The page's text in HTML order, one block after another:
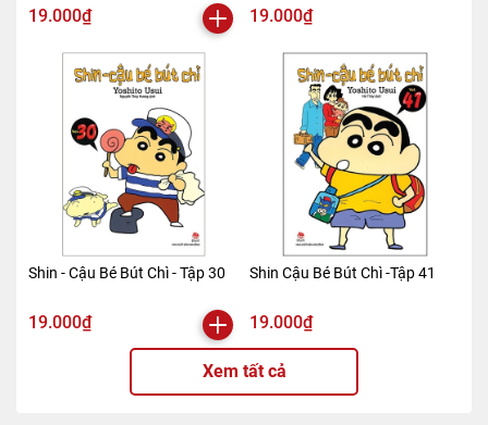
19.000₫ 19.000₫
Shin - Cậu Bé Bút Chì - Tập 30
19.000₫
Shin Cậu Bé Bút Chì -Tập 41
19.000₫
Xem tất cả